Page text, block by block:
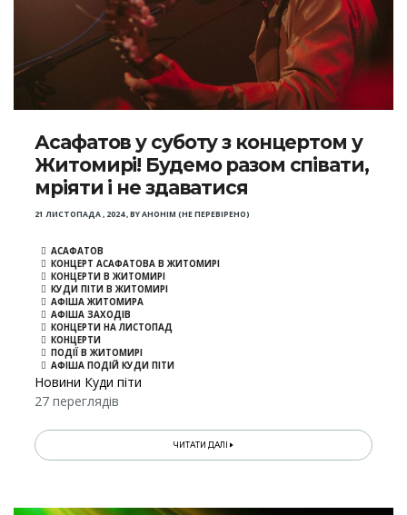
Асафатов у суботу з концертом у
Житомирі! Будемо разом співати,
мріяти і не здаватися
21 ЛИСТОПАДА , 2024,BYАНОНІМ (НЕ ПЕРЕВІРЕНО)
АСАФАТОВ
КОНЦЕРТ АСАФАТОВА В ЖИТОМИРІ
КОНЦЕРТИ В ЖИТОМИРІ
КУДИ ПІТИ В ЖИТОМИРІ
АФІША ЖИТОМИРА
АФІША ЗАХОДІВ
КОНЦЕРТИ НА ЛИСТОПАД
КОНЦЕРТИ
ПОДІЇ В ЖИТОМИРІ
АФІША ПОДІЙ КУДИ ПІТИ
Новини Куди піти
27 переглядів
ЧИТАТИ ДАЛІ